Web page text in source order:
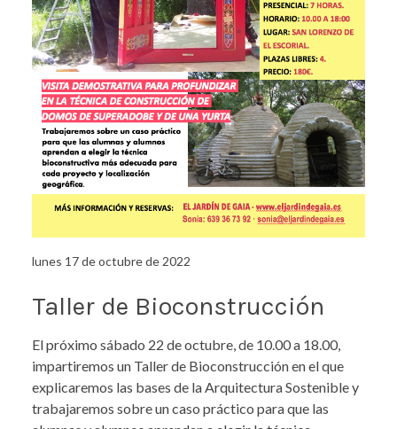
lunes 17 de octubre de 2022
Taller de Bioconstrucción
El próximo sábado 22 de octubre, de 10.00 a 18.00,
impartiremos un Taller de Bioconstrucción en el que
explicaremos las bases de la Arquitectura Sostenible y
trabajaremos sobre un caso práctico para que las